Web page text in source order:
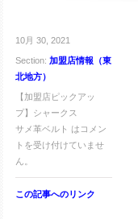
10月 30, 2021
Section: 加盟店情報（東
北地方）
【加盟店ピックアッ
プ】シャークス
サメ革ベルト は コメン
トを受け付けていませ
ん。
この記事へのリンク